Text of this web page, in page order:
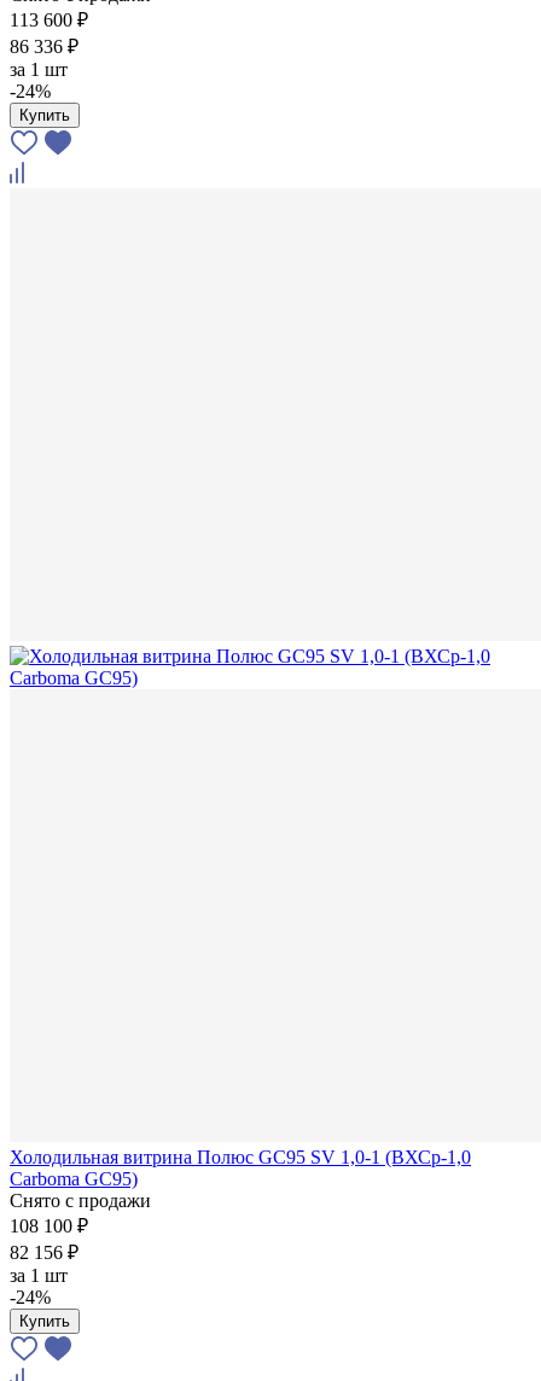
113 600 ₽
86 336 ₽
за 1 шт
-24%
Купить
Холодильная витрина Полюс GC95 SV 1,0-1 (ВХСр-1,0
Carboma GC95)
Снято с продажи
108 100 ₽
82 156 ₽
за 1 шт
-24%
Купить